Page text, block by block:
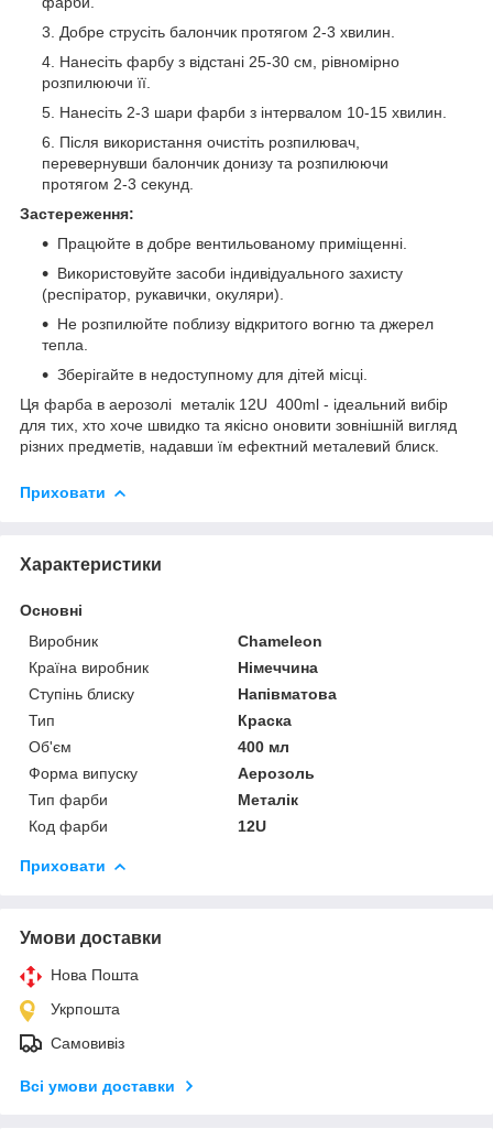
Добре струсіть балончик протягом 2-3 хвилин.
Нанесіть фарбу з відстані 25-30 см, рівномірно
розпилюючи її.
Нанесіть 2-3 шари фарби з інтервалом 10-15 хвилин.
Після використання очистіть розпилювач,
перевернувши балончик донизу та розпилюючи
протягом 2-3 секунд.
Застереження:
Працюйте в добре вентильованому приміщенні.
Використовуйте засоби індивідуального захисту
(респіратор, рукавички, окуляри).
Не розпилюйте поблизу відкритого вогню та джерел
тепла.
Зберігайте в недоступному для дітей місці.
Ця фарба в аерозолі металік 12U 400ml - ідеальний вибір
для тих, хто хоче швидко та якісно оновити зовнішній вигляд
різних предметів, надавши їм ефектний металевий блиск.
Приховати
Характеристики
Основні
Виробник
Chameleon
Країна виробник
Німеччина
Ступінь блиску
Напівматова
Тип
Краска
Об'єм
400 мл
Форма випуску
Аерозоль
Тип фарби
Металік
Код фарби
12U
Приховати
Умови доставки
Нова Пошта
Укрпошта
Самовивіз
Всі умови доставки